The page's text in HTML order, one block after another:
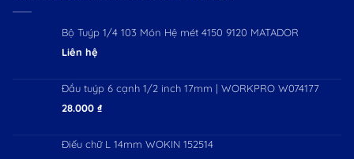
Bộ Tuýp 1/4 103 Món Hệ mét 4150 9120 MATADOR
Liên hệ
Đầu tuýp 6 cạnh 1/2 inch 17mm | WORKPRO W074177
28.000 ₫
Điếu chữ L 14mm WOKIN 152514